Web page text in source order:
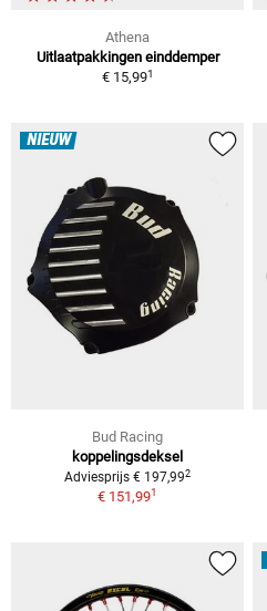
Athena
Uitlaatpakkingen einddemper
€ 15,991
NIEUW
Bud Racing
koppelingsdeksel
Adviesprijs € 197,992
€ 151,991